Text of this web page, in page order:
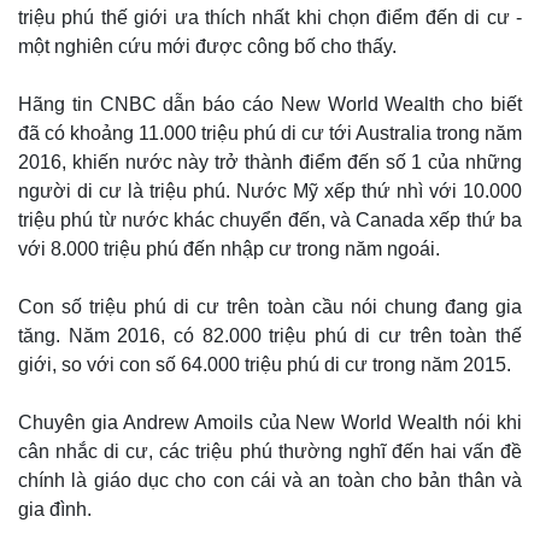
triệu phú thế giới ưa thích nhất khi chọn điểm đến di cư -
một nghiên cứu mới được công bố cho thấy.
Hãng tin CNBC dẫn báo cáo New World Wealth cho biết
đã có khoảng 11.000 triệu phú di cư tới Australia trong năm
2016, khiến nước này trở thành điểm đến số 1 của những
người di cư là triệu phú. Nước Mỹ xếp thứ nhì với 10.000
triệu phú từ nước khác chuyển đến, và Canada xếp thứ ba
với 8.000 triệu phú đến nhập cư trong năm ngoái.
Con số triệu phú di cư trên toàn cầu nói chung đang gia
tăng. Năm 2016, có 82.000 triệu phú di cư trên toàn thế
giới, so với con số 64.000 triệu phú di cư trong năm 2015.
Chuyên gia Andrew Amoils của New World Wealth nói khi
cân nhắc di cư, các triệu phú thường nghĩ đến hai vấn đề
chính là giáo dục cho con cái và an toàn cho bản thân và
gia đình.